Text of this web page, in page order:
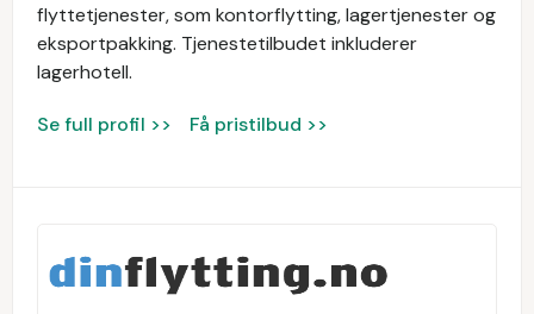
flyttetjenester, som kontorflytting, lagertjenester og
eksportpakking. Tjenestetilbudet inkluderer
lagerhotell.
Se full profil >> Få pristilbud >>